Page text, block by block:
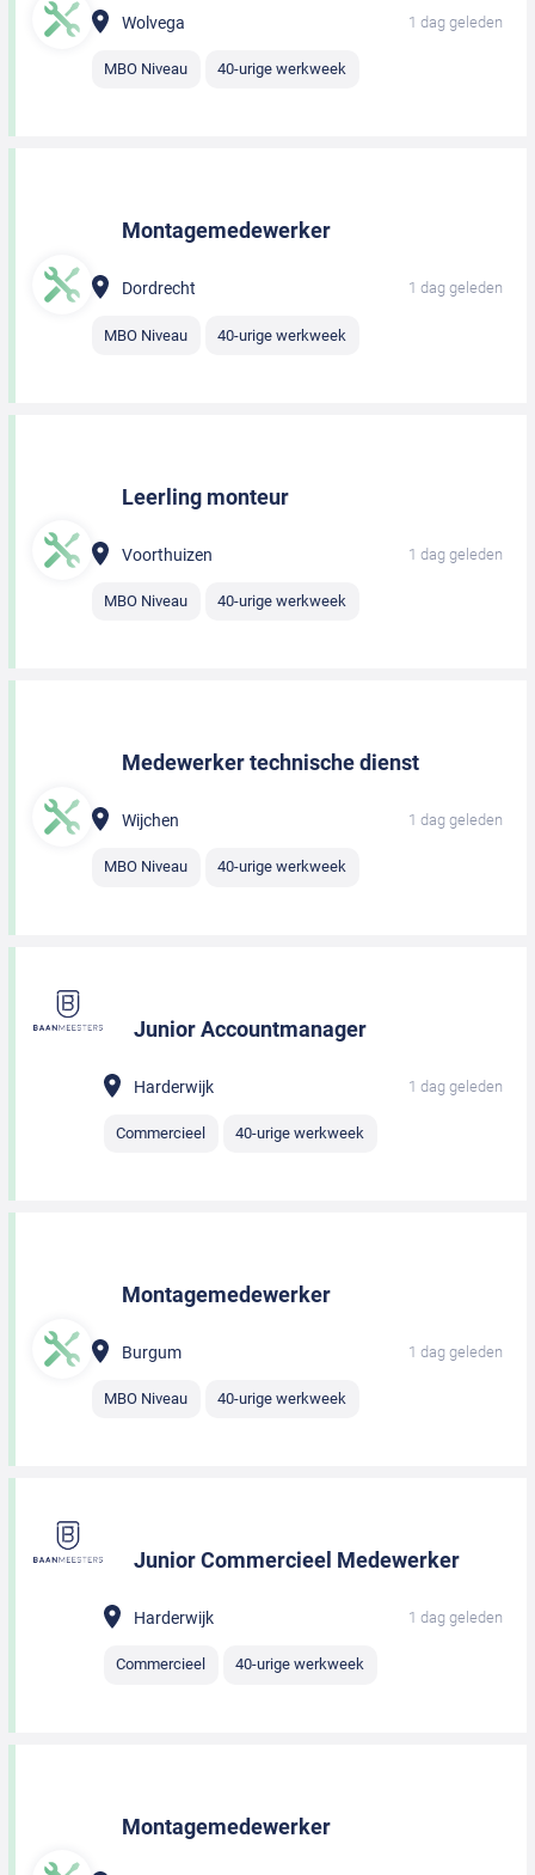
Wolvega 1 dag geleden
MBO Niveau 40-urige werkweek
Montagemedewerker
Dordrecht 1 dag geleden
MBO Niveau 40-urige werkweek
Leerling monteur
Voorthuizen 1 dag geleden
MBO Niveau 40-urige werkweek
Medewerker technische dienst
Wijchen 1 dag geleden
MBO Niveau 40-urige werkweek
Junior Accountmanager
Harderwijk 1 dag geleden
Commercieel 40-urige werkweek
Montagemedewerker
Burgum 1 dag geleden
MBO Niveau 40-urige werkweek
Junior Commercieel Medewerker
Harderwijk 1 dag geleden
Commercieel 40-urige werkweek
Montagemedewerker